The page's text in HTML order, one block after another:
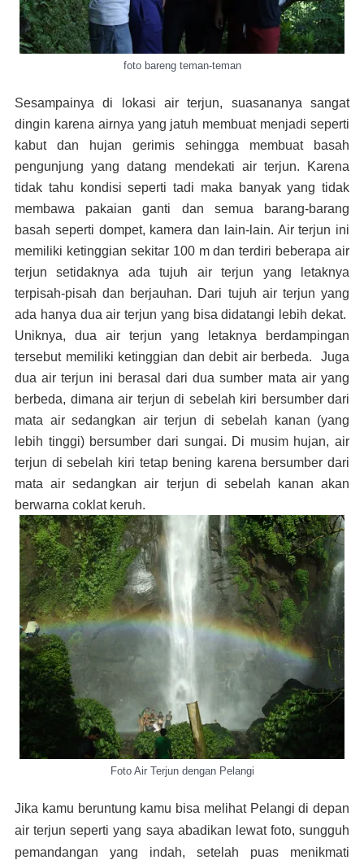
foto bareng teman-teman
Sesampainya di lokasi air terjun, suasananya sangat
dingin karena airnya yang jatuh membuat menjadi seperti
kabut dan hujan gerimis sehingga membuat basah
pengunjung yang datang mendekati air terjun. Karena
tidak tahu kondisi seperti tadi maka banyak yang tidak
membawa pakaian ganti dan semua barang-barang
basah seperti dompet, kamera dan lain-lain. Air terjun ini
memiliki ketinggian sekitar 100 m dan terdiri beberapa air
terjun setidaknya ada tujuh air terjun yang letaknya
terpisah-pisah dan berjauhan. Dari tujuh air terjun yang
ada hanya dua air terjun yang bisa didatangi lebih dekat.
Uniknya, dua air terjun yang letaknya berdampingan
tersebut memiliki ketinggian dan debit air berbeda. Juga
dua air terjun ini berasal dari dua sumber mata air yang
berbeda, dimana air terjun di sebelah kiri bersumber dari
mata air sedangkan air terjun di sebelah kanan (yang
lebih tinggi) bersumber dari sungai. Di musim hujan, air
terjun di sebelah kiri tetap bening karena bersumber dari
mata air sedangkan air terjun di sebelah kanan akan
berwarna coklat keruh.
Foto Air Terjun dengan Pelangi
Jika kamu beruntung kamu bisa melihat Pelangi di depan
air terjun seperti yang saya abadikan lewat foto, sungguh
pemandangan yang indah, setelah puas menikmati